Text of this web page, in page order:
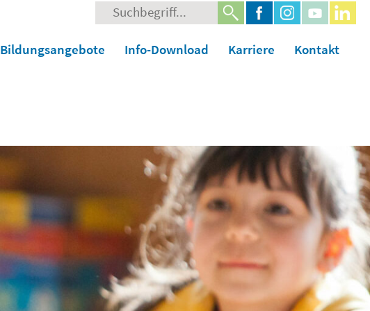
Suche
nach:
Bildungsangebote Info-Download Karriere Kontakt